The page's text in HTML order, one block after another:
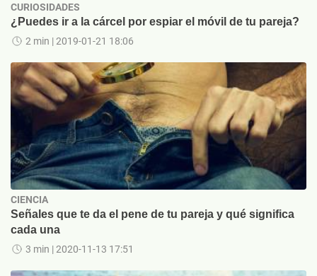
CURIOSIDADES
¿Puedes ir a la cárcel por espiar el móvil de tu pareja?
2 min | 2019-01-21 18:06
CIENCIA
Señales que te da el pene de tu pareja y qué significa
cada una
3 min | 2020-11-13 17:51